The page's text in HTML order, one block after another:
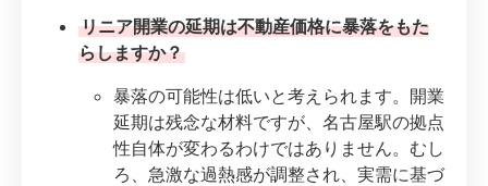
リニア開業の延期は不動産価格に暴落をもた
らしますか？
暴落の可能性は低いと考えられます。開業
延期は残念な材料ですが、名古屋駅の拠点
性自体が変わるわけではありません。むし
ろ、急激な過熱感が調整され、実需に基づ